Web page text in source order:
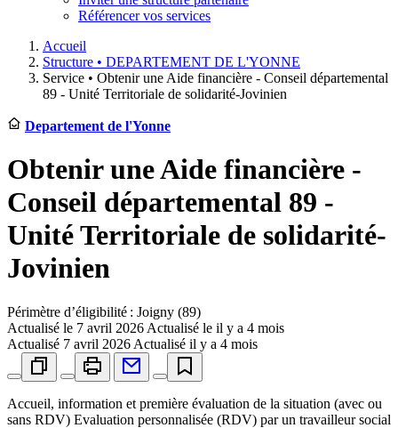
Référencer vos services
Accueil
Structure • DEPARTEMENT DE L'YONNE
Service • Obtenir une Aide financière - Conseil départemental
89 - Unité Territoriale de solidarité-Jovinien
Departement de l'Yonne
Obtenir une Aide financière -
Conseil départemental 89 -
Unité Territoriale de solidarité-
Jovinien
Périmètre d’éligibilité : Joigny (89)
Actualisé le 7 avril 2026 Actualisé le il y a 4 mois
Actualisé 7 avril 2026 Actualisé il y a 4 mois
Accueil, information et première évaluation de la situation (avec ou
sans RDV) Evaluation personnalisée (RDV) par un travailleur social